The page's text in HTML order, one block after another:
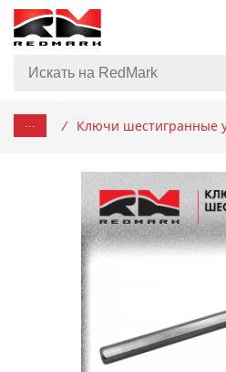
... / Ключи шестигранные